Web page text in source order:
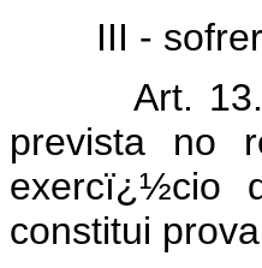
III - sofrer
Art. 13. O
prevista no
exercï¿½cio
constitui